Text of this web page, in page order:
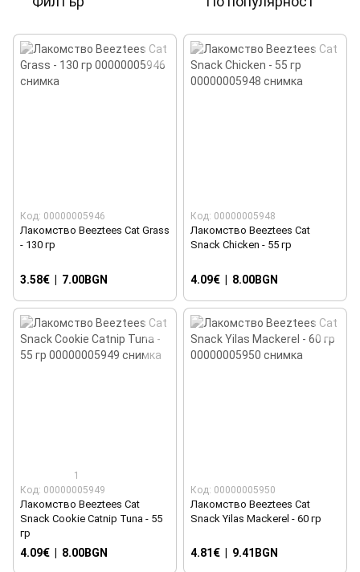
Код: 00000005946
Лакомство Beeztees Cat Grass
- 130 гр
3.58€ 7.00BGN
Код: 00000005948
Лакомство Beeztees Cat
Snack Chicken - 55 гр
4.09€ 8.00BGN
1
Код: 00000005949
Лакомство Beeztees Cat
Snack Cookie Catnip Tuna - 55
гр
4.09€ 8.00BGN
Код: 00000005950
Лакомство Beeztees Cat
Snack Yilas Mackerel - 60 гр
4.81€ 9.41BGN